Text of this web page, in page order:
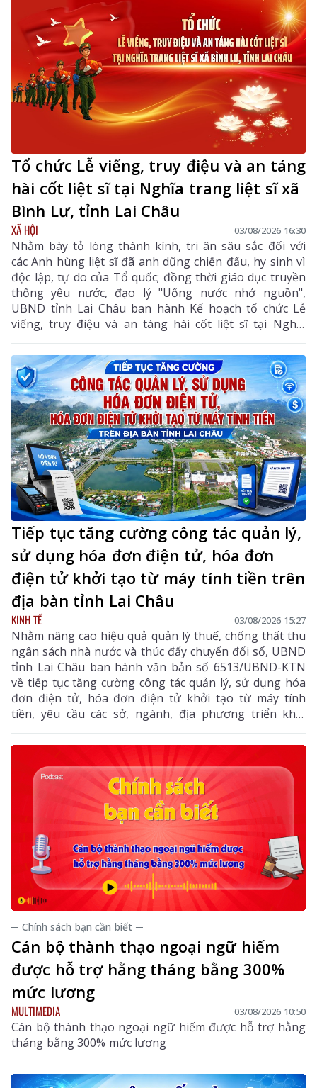
Tổ chức Lễ viếng, truy điệu và an táng
hài cốt liệt sĩ tại Nghĩa trang liệt sĩ xã
Bình Lư, tỉnh Lai Châu
XÃ HỘI 03/08/2026 16:30
Nhằm bày tỏ lòng thành kính, tri ân sâu sắc đối với
các Anh hùng liệt sĩ đã anh dũng chiến đấu, hy sinh vì
độc lập, tự do của Tổ quốc; đồng thời giáo dục truyền
thống yêu nước, đạo lý "Uống nước nhớ nguồn",
UBND tỉnh Lai Châu ban hành Kế hoạch tổ chức Lễ
viếng, truy điệu và an táng hài cốt liệt sĩ tại Nghĩa
trang liệt sĩ xã Bình Lư. Bộ Chỉ huy Quân sự tỉnh là
đơn vị chủ trì, phối hợp với các sở, ngành, địa phương
triển khai các nội dung, bảo đảm buổi lễ được tổ chức
trang nghiêm, trọng thể, đúng nghi thức.
Tiếp tục tăng cường công tác quản lý,
sử dụng hóa đơn điện tử, hóa đơn
điện tử khởi tạo từ máy tính tiền trên
địa bàn tỉnh Lai Châu
KINH TẾ 03/08/2026 15:27
Nhằm nâng cao hiệu quả quản lý thuế, chống thất thu
ngân sách nhà nước và thúc đẩy chuyển đổi số, UBND
tỉnh Lai Châu ban hành văn bản số 6513/UBND-KTN
về tiếp tục tăng cường công tác quản lý, sử dụng hóa
đơn điện tử, hóa đơn điện tử khởi tạo từ máy tính
tiền, yêu cầu các sở, ngành, địa phương triển khai
đồng bộ các giải pháp nhằm nâng cao hiệu quả quản
lý thuế, chống thất thu ngân sách và thúc đẩy chuyển
đổi số trên địa bàn tỉnh.
─ Chính sách bạn cần biết ─
Cán bộ thành thạo ngoại ngữ hiếm
được hỗ trợ hằng tháng bằng 300%
mức lương
MULTIMEDIA 03/08/2026 10:50
Cán bộ thành thạo ngoại ngữ hiếm được hỗ trợ hằng
tháng bằng 300% mức lương